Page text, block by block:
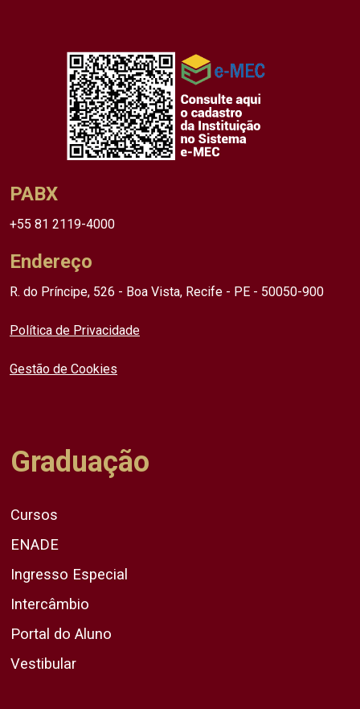
PABX
+55 81 2119-4000
Endereço
R. do Príncipe, 526 - Boa Vista, Recife - PE - 50050-900
Política de Privacidade
Gestão de Cookies
Graduação
Cursos
ENADE
Ingresso Especial
Intercâmbio
Portal do Aluno
Vestibular